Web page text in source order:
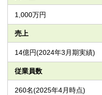
1,000万円
売上
14億円(2024年3月期実績)
従業員数
260名(2025年4月時点)